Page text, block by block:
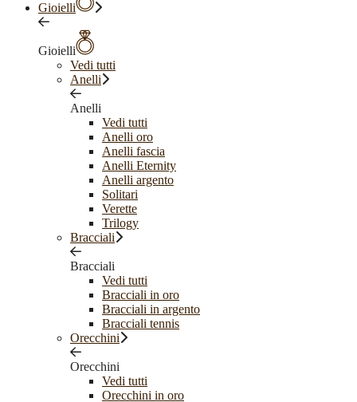
Gioielli
Gioielli
Vedi tutti
Anelli
Anelli
Vedi tutti
Anelli oro
Anelli fascia
Anelli Eternity
Anelli argento
Solitari
Verette
Trilogy
Bracciali
Bracciali
Vedi tutti
Bracciali in oro
Bracciali in argento
Bracciali tennis
Orecchini
Orecchini
Vedi tutti
Orecchini in oro